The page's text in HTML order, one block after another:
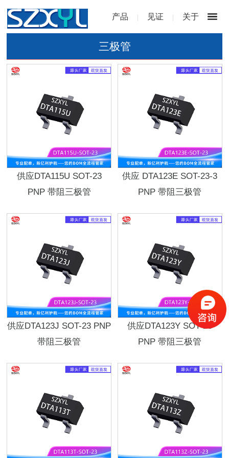
产品 | 见证 | 关于
三极管
供应DTA115U SOT-23
PNP 带阻三极管
供应 DTA123E SOT-23-3
PNP 带阻三极管
供应DTA123J SOT-23 PNP
带阻三极管
供应DTA123Y SOT-23
PNP 带阻三极管